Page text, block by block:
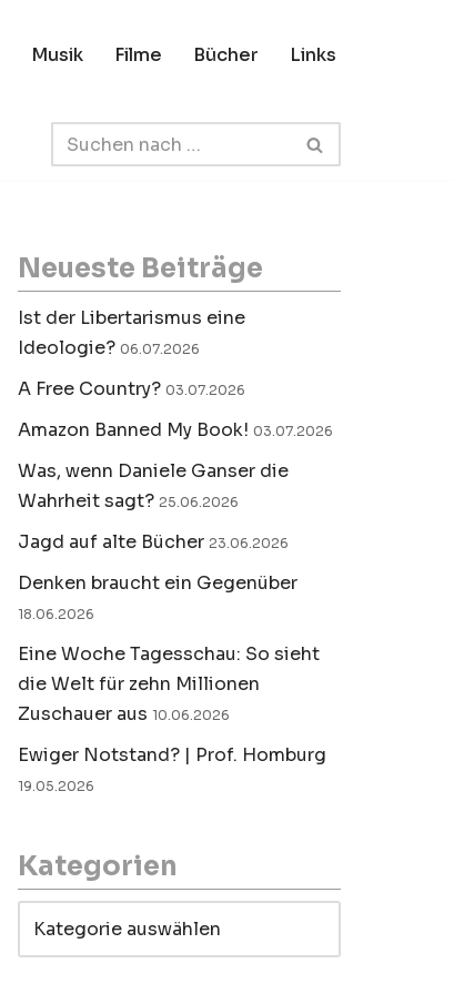
Musik Filme Bücher Links
Neueste Beiträge
Ist der Libertarismus eine
Ideologie? 06.07.2026
A Free Country? 03.07.2026
Amazon Banned My Book! 03.07.2026
Was, wenn Daniele Ganser die
Wahrheit sagt? 25.06.2026
Jagd auf alte Bücher 23.06.2026
Denken braucht ein Gegenüber
18.06.2026
Eine Woche Tagesschau: So sieht
die Welt für zehn Millionen
Zuschauer aus 10.06.2026
Ewiger Notstand? | Prof. Homburg
19.05.2026
Kategorien